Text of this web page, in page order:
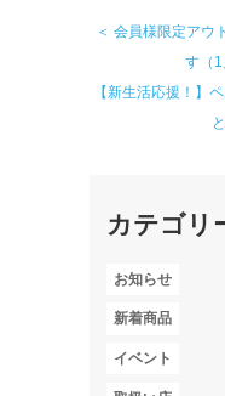
＜ 会員様限定アウ
す（1
【新生活応援！】
カテゴリ
お知らせ
新着商品
イベント